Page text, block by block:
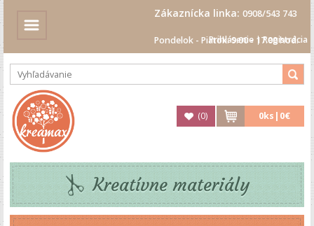
Zákaznícka linka: 0908/543 743
Pondelok - Piatok: 9.00 - 17.00 hod.
Prihlásenie|Registrácia
(0) 0ks| 0€
Kreatívne materiály